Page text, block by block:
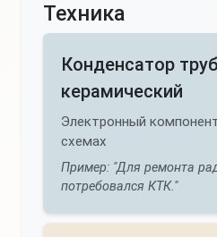
Техника
Конденсатор
керамический
Электронный
схемах
Пример: "Для ремонта
потребовался КТК."